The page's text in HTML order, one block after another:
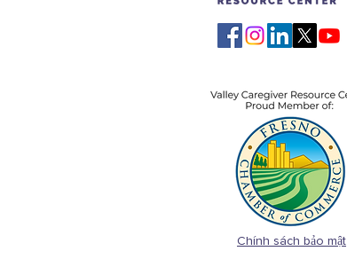
Chính sách bảo mật